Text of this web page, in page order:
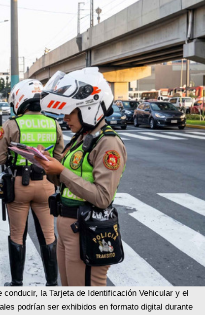
la Tarjeta de Identificación Vehicular y el
podrían ser exhibidos en formato digital durante